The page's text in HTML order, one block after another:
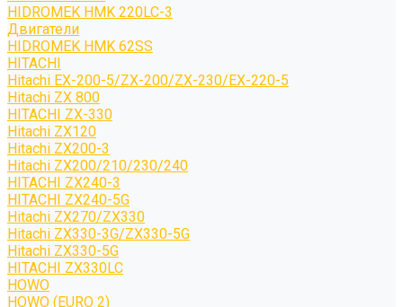
HIDROMEK HMK 220LC-3
Двигатели
HIDROMEK HMK 62SS
HITACHI
Hitachi EX-200-5/ZX-200/ZX-230/EX-220-5
Hitachi ZX 800
HITACHI ZX-330
Hitachi ZX120
Hitachi ZX200-3
Hitachi ZX200/210/230/240
HITACHI ZX240-3
HITACHI ZX240-5G
Hitachi ZX270/ZX330
Hitachi ZX330-3G/ZX330-5G
Hitachi ZX330-5G
HITACHI ZX330LC
HOWO
HOWO (EURO 2)